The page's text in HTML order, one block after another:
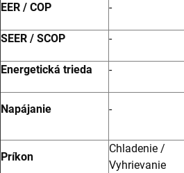
EER / COP -
SEER / SCOP -
Energetická trieda -
Napájanie -
Príkon
Chladenie /
Vyhrievanie